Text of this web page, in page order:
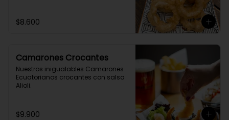
$8.600
Camarones Crocantes
Nuestros inigualables Camarones
Ecuatorianos crocantes con salsa
Alioli.
$9.900